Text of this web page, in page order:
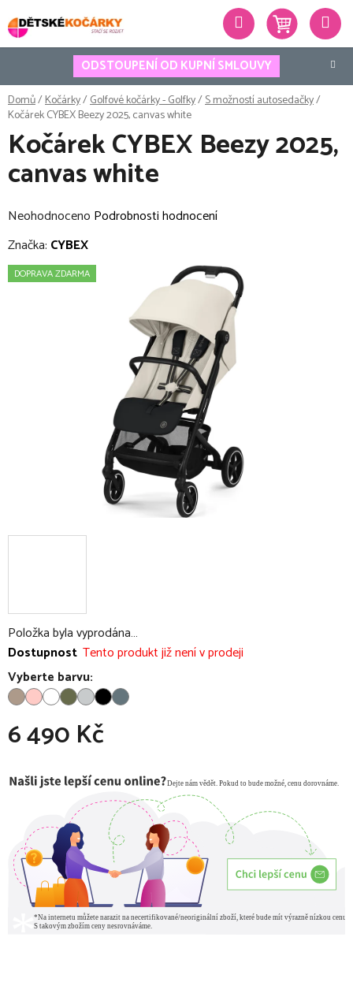
na
obsah
ODSTOUPENÍ OD KUPNÍ SMLOUVY
Hledat
Domů/Kočárky/Golfové kočárky - Golfky/S možností autosedačky/
Kočárek CYBEX Beezy 2025, canvas white
Položka byla vyprodána…
Dostupnost Tento produkt již není v prodeji
Vyberte barvu:
6 490 Kč
Kočárek CYBEX Beezy 2025,
canvas white
Průměrné
hodnocení
je
Neohodnoceno Podrobnosti hodnocení
Značka: CYBEX
DOPRAVA ZDARMA